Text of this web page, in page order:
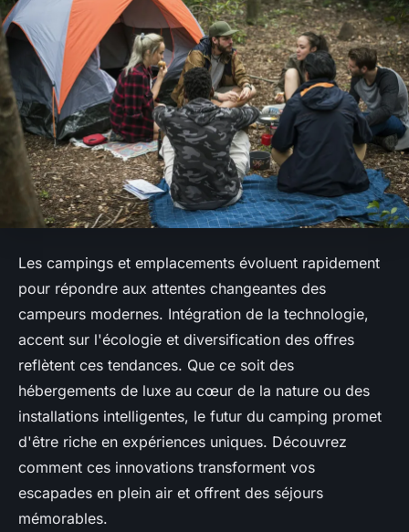
Les campings et emplacements évoluent rapidement
pour répondre aux attentes changeantes des
campeurs modernes. Intégration de la technologie,
accent sur l'écologie et diversification des offres
reflètent ces tendances. Que ce soit des
hébergements de luxe au cœur de la nature ou des
installations intelligentes, le futur du camping promet
d'être riche en expériences uniques. Découvrez
comment ces innovations transforment vos
escapades en plein air et offrent des séjours
mémorables.